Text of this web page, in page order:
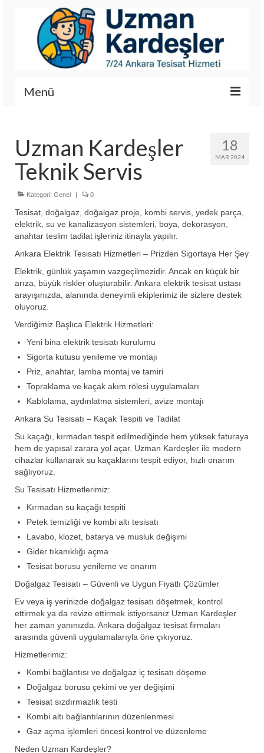
Menü
Hizmetlerimiz
Hakkımızda
Fotoğraf Galerisi
18
MAR 2024
Uzman Kardeşler
Teknik Servis
Kategori: Genel | 0
Tesisat, doğalgaz, doğalgaz proje, kombi servis, yedek parça,
elektrik, su ve kanalizasyon sistemleri, boya, dekorasyon,
anahtar teslim tadilat işleriniz itinayla yapılır.
Ankara Elektrik Tesisatı Hizmetleri – Prizden Sigortaya Her Şey
Elektrik, günlük yaşamın vazgeçilmezidir. Ancak en küçük bir
arıza, büyük riskler oluşturabilir. Ankara elektrik tesisat ustası
arayışınızda, alanında deneyimli ekiplerimiz ile sizlere destek
oluyoruz.
Verdiğimiz Başlıca Elektrik Hizmetleri:
Yeni bina elektrik tesisatı kurulumu
Sigorta kutusu yenileme ve montajı
Priz, anahtar, lamba montaj ve tamiri
Topraklama ve kaçak akım rölesi uygulamaları
Kablolama, aydınlatma sistemleri, avize montajı
Ankara Su Tesisatı – Kaçak Tespiti ve Tadilat
Su kaçağı, kırmadan tespit edilmediğinde hem yüksek faturaya
hem de yapısal zarara yol açar. Uzman Kardeşler ile modern
cihazlar kullanarak su kaçaklarını tespit ediyor, hızlı onarım
sağlıyoruz.
Su Tesisatı Hizmetlerimiz:
Kırmadan su kaçağı tespiti
Petek temizliği ve kombi altı tesisatı
Lavabo, klozet, batarya ve musluk değişimi
Gider tıkanıklığı açma
Tesisat borusu yenileme ve onarım
Doğalgaz Tesisatı – Güvenli ve Uygun Fiyatlı Çözümler
Ev veya iş yerinizde doğalgaz tesisatı döşetmek, kontrol
ettirmek ya da revize ettirmek istiyorsanız Uzman Kardeşler
her zaman yanınızda. Ankara doğalgaz tesisat firmaları
arasında güvenli uygulamalarıyla öne çıkıyoruz.
Hizmetlerimiz:
Kombi bağlantısı ve doğalgaz iç tesisatı döşeme
Doğalgaz borusu çekimi ve yer değişimi
Tesisat sızdırmazlık testi
Kombi altı bağlantılarının düzenlenmesi
Gaz açma işlemleri öncesi kontrol ve düzenleme
Neden Uzman Kardeşler?